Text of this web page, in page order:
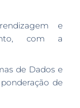
e
com a
de Dados e
de